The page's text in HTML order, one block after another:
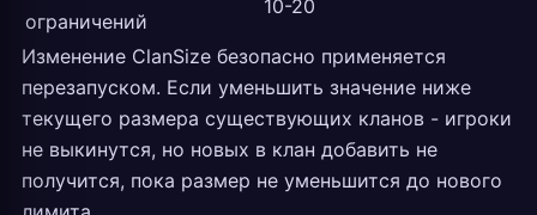
ограничений
10-20
Изменение ClanSize безопасно применяется
перезапуском. Если уменьшить значение ниже
текущего размера существующих кланов - игроки
не выкинутся, но новых в клан добавить не
получится, пока размер не уменьшится до нового